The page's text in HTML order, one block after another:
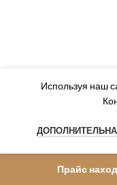
Прайс
Используя наш